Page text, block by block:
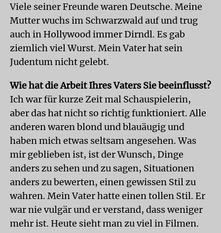
Viele seiner Freunde waren Deutsche. Meine
Mutter wuchs im Schwarzwald auf und trug
auch in Hollywood immer Dirndl. Es gab
ziemlich viel Wurst. Mein Vater hat sein
Judentum nicht gelebt.
Wie hat die Arbeit Ihres Vaters Sie beeinflusst?
Ich war für kurze Zeit mal Schauspielerin,
aber das hat nicht so richtig funktioniert. Alle
anderen waren blond und blauäugig und
haben mich etwas seltsam angesehen. Was
mir geblieben ist, ist der Wunsch, Dinge
anders zu sehen und zu sagen, Situationen
anders zu bewerten, einen gewissen Stil zu
wahren. Mein Vater hatte einen tollen Stil. Er
war nie vulgär und er verstand, dass weniger
mehr ist. Heute sieht man zu viel in Filmen.